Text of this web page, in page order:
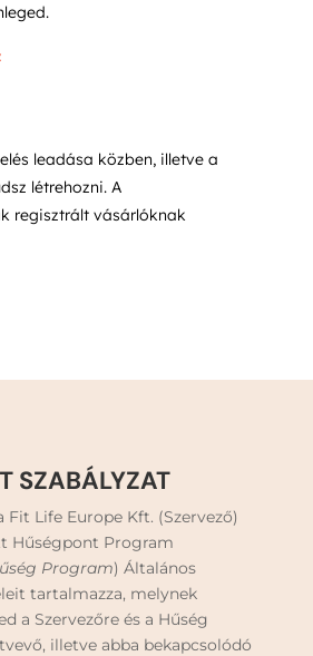
leadása közben, illetve a
létrehozni. A
regisztrált vásárlóknak
SZABÁLYZAT
Fit Life Europe Kft. (Szervező)
Hűségpont Program
Program) Általános
tartalmazza, melynek
a Szervezőre és a Hűség
illetve abba bekapcsolódó